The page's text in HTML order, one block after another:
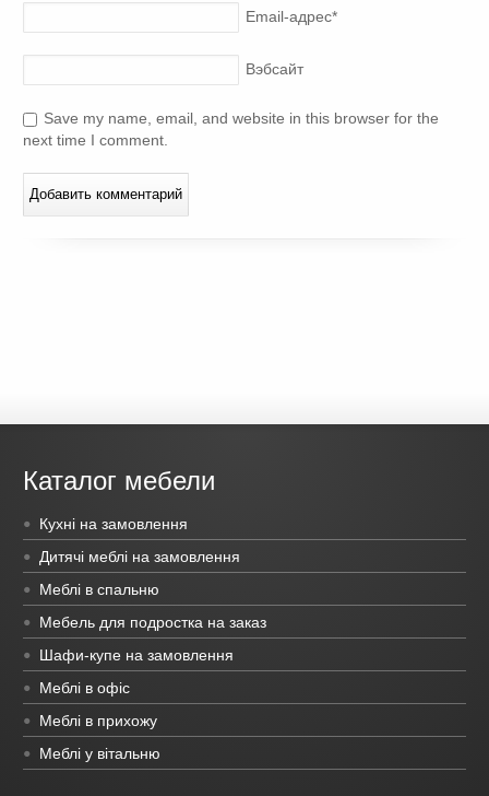
Email-адрес*
Вэбсайт
Save my name, email, and website in this browser for the
next time I comment.
Каталог мебели
Кухні на замовлення
Дитячі меблі на замовлення
Меблі в спальню
Мебель для подростка на заказ
Шафи-купе на замовлення
Меблі в офіс
Меблі в прихожу
Меблі у вітальню